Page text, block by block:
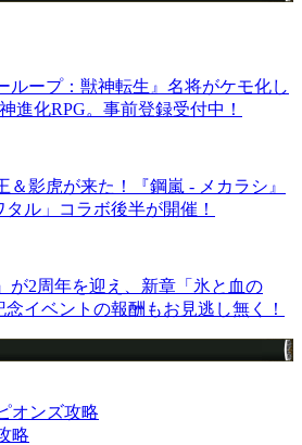
ループ：獣神転生』名将がケモ化し
進化RPG。事前登録受付中！
＆影虎が来た！『鋼嵐 - メカラシ』
ル」コラボ後半が開催！
が2周年を迎え、新章「氷と血の
イベントの報酬もお見逃し無く！
オンズ攻略
略